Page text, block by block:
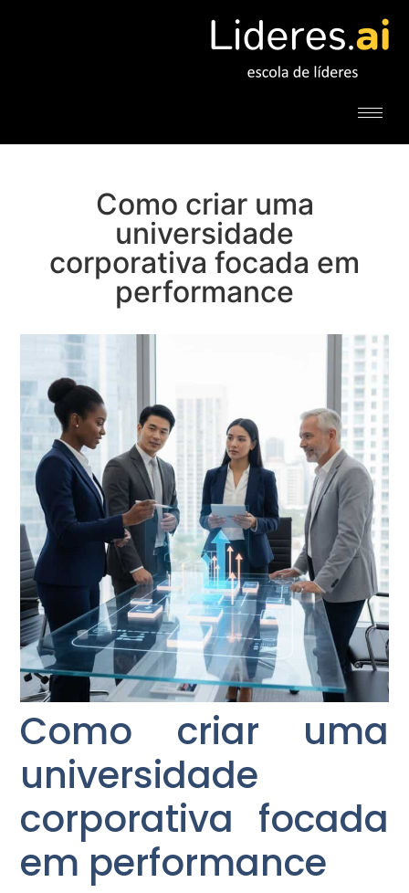
Como criar uma
universidade
corporativa focada em
performance
Como criar uma
universidade
corporativa focada
em performance